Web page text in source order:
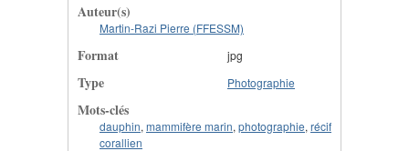
Auteur(s)
Martin-Razi Pierre (FFESSM)
Format jpg
Type Photographie
Mots-clés
dauphin, mammifère marin, photographie, récif
corallien